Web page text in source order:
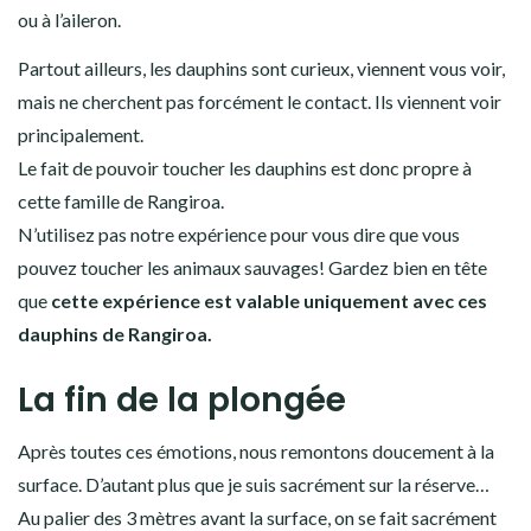
ou à l’aileron.
Partout ailleurs, les dauphins sont curieux, viennent vous voir,
mais ne cherchent pas forcément le contact. Ils viennent voir
principalement.
Le fait de pouvoir toucher les dauphins est donc propre à
cette famille de Rangiroa.
N’utilisez pas notre expérience pour vous dire que vous
pouvez toucher les animaux sauvages! Gardez bien en tête
que cette expérience est valable uniquement avec ces
dauphins de Rangiroa.
La fin de la plongée
Après toutes ces émotions, nous remontons doucement à la
surface. D’autant plus que je suis sacrément sur la réserve…
Au palier des 3 mètres avant la surface, on se fait sacrément